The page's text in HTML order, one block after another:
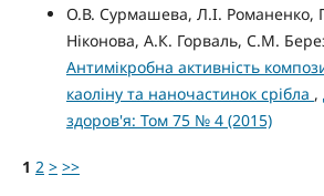
О.В. Сурмашева, Л.І. Романенко,
Ніконова, А.К. Горваль, С.М.
Антимікробна активність
каоліну та наночастинок срібла ,
здоров'я: Том 75 № 4 (2015)
1 2 > >>